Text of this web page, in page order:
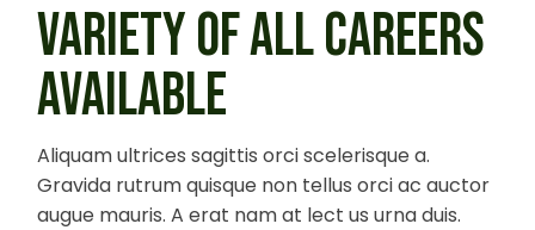
VARIETY OF ALL CAREERS
AVAILABLE
Aliquam ultrices sagittis orci scelerisque a.
Gravida rutrum quisque non tellus orci ac auctor
augue mauris. A erat nam at lect us urna duis.